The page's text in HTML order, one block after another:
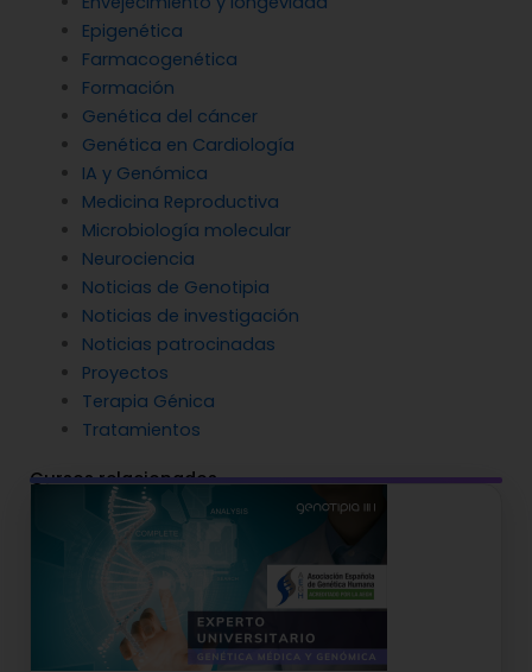
Epigenética
Farmacogenética
Formación
Genética del cáncer
Genética en Cardiología
IA y Genómica
Medicina Reproductiva
Microbiología molecular
Neurociencia
Noticias de Genotipia
Noticias de investigación
Noticias patrocinadas
Proyectos
Terapia Génica
Tratamientos
Cursos relacionados